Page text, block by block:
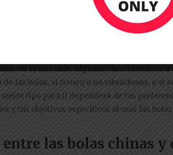
de bolas chinas y
en el mercado. Algunas características
las bolas, si tienen o no vibraciones, y si
tipo para ti dependerá de tus
y tus objetivos específicos al usar las
las bolas chinas